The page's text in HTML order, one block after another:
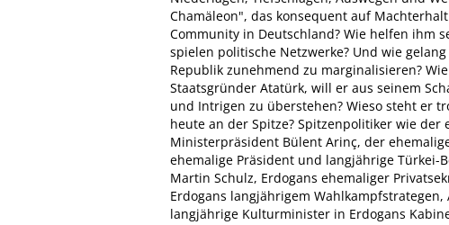
Chamäleon", das konsequent auf
Community in Deutschland? Wie helfen ihm
spielen politische Netzwerke? Und wie
Republik zunehmend zu marginalisieren?
Staatsgründer Atatürk, will er aus seinem
und Intrigen zu überstehen? Wieso steht er
heute an der Spitze? Spitzenpolitiker wie
Ministerpräsident Bülent Arinç, der
ehemalige Präsident und langjährige Türkei-
Martin Schulz, Erdogans ehemaliger
Erdogans langjährigem
langjährige Kulturminister in Erdogans